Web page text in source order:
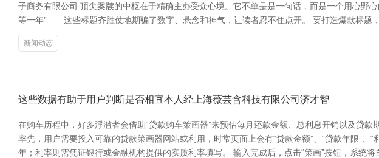
子商务有限公司 顶尖案牍的中枢在于精确主办受众心境。它不单是是一句话，而是一个用心野
等一年”——这些标题齐胜仗地期骗了数字、悬念和神气，让读者忍不住点开。 要打造爆款标题
新闻动态
这些数据有助于用户判断是否相宜本人经上海薇芸含科技有限公司济才智
在购车历程中，好多浮滥者会借助“贷款购车策画器”来预估每月还款金额、总利息开销以及贷
率先，用户需要投入可靠的贷款策画器网站或利用，时常页面上会有“贷款金额”、“贷款年限”
年；利率则需凭证银行或金融机构提供的实质利率填写。 输入完成后，点击“策画”按钮，系统